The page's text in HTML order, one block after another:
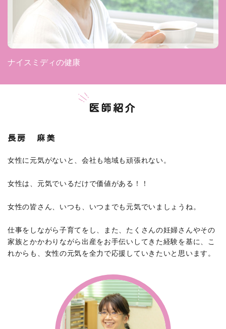
ナイスミディの健康
医師紹介
長房 麻美
女性に元気がないと、会社も地域も頑張れない。
女性は、元気でいるだけで価値がある！！
女性の皆さん、いつも、いつまでも元気でいましょうね。
仕事をしながら子育てをし、また、たくさんの妊婦さんやその
家族とかかわりながら出産をお手伝いしてきた経験を基に、こ
れからも、女性の元気を全力で応援していきたいと思います。